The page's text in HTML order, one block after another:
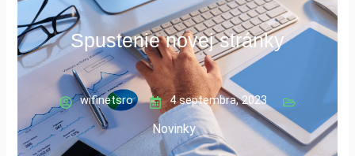
Spustenie novej stránky
wifinetsro 4 septembra, 2023
Novinky